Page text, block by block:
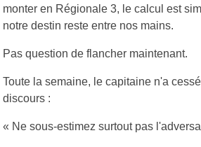
monter en Régionale 3, le calcul est
notre destin reste entre nos mains.
Pas question de flancher maintenant.
Toute la semaine, le capitaine n'a
discours :
« Ne sous-estimez surtout pas